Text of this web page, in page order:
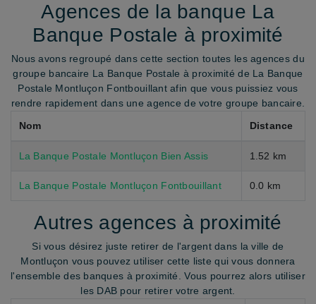
Agences de la banque La
Banque Postale à proximité
Nous avons regroupé dans cette section toutes les agences du
groupe bancaire La Banque Postale à proximité de La Banque
Postale Montluçon Fontbouillant afin que vous puissiez vous
rendre rapidement dans une agence de votre groupe bancaire.
Nom
Distance
La Banque Postale Montluçon Bien Assis 1.52 km
La Banque Postale Montluçon Fontbouillant 0.0 km
Autres agences à proximité
Si vous désirez juste retirer de l'argent dans la ville de
Montluçon vous pouvez utiliser cette liste qui vous donnera
l'ensemble des banques à proximité. Vous pourrez alors utiliser
les DAB pour retirer votre argent.